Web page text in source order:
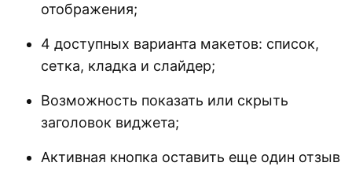
отображения;
4 доступных варианта макетов: список,
сетка, кладка и слайдер;
Возможность показать или скрыть
заголовок виджета;
Активная кнопка оставить еще один отзыв